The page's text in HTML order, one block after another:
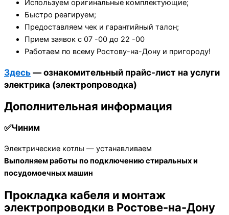
Используем оригинальные комплектующие;
Быстро реагируем;
Предоставляем чек и гарантийный талон;
Прием заявок с 07 -00 до 22 -00
Работаем по всему Ростову-на-Дону и пригороду!
Здесь— ознакомительный прайс-лист на услуги
электрика (электропроводка)
Дополнительная информация
✅Чиним
Электрические котлы — устанавливаем
Выполняем работы по подключению стиральных и
посудомоечных машин
Прокладка кабеля и монтаж
электропроводки в Ростове-на-Дону